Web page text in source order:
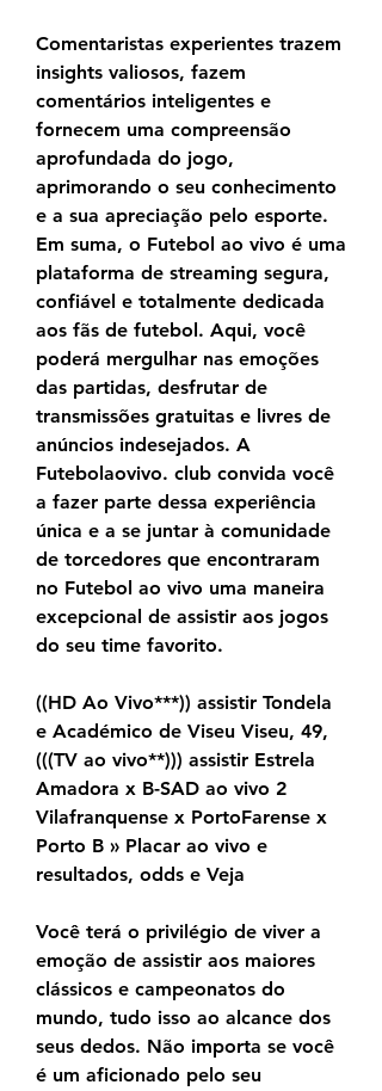
Comentaristas experientes trazem
insights valiosos, fazem
comentários inteligentes e
fornecem uma compreensão
aprofundada do jogo,
aprimorando o seu conhecimento
e a sua apreciação pelo esporte.
Em suma, o Futebol ao vivo é uma
plataforma de streaming segura,
confiável e totalmente dedicada
aos fãs de futebol. Aqui, você
poderá mergulhar nas emoções
das partidas, desfrutar de
transmissões gratuitas e livres de
anúncios indesejados. A
Futebolaovivo. club convida você
a fazer parte dessa experiência
única e a se juntar à comunidade
de torcedores que encontraram
no Futebol ao vivo uma maneira
excepcional de assistir aos jogos
do seu time favorito.
((HD Ao Vivo***)) assistir Tondela
e Académico de Viseu Viseu, 49,
(((TV ao vivo**))) assistir Estrela
Amadora x B-SAD ao vivo 2
Vilafranquense x PortoFarense x
Porto B » Placar ao vivo e
resultados, odds e Veja
Você terá o privilégio de viver a
emoção de assistir aos maiores
clássicos e campeonatos do
mundo, tudo isso ao alcance dos
seus dedos. Não importa se você
é um aficionado pelo seu